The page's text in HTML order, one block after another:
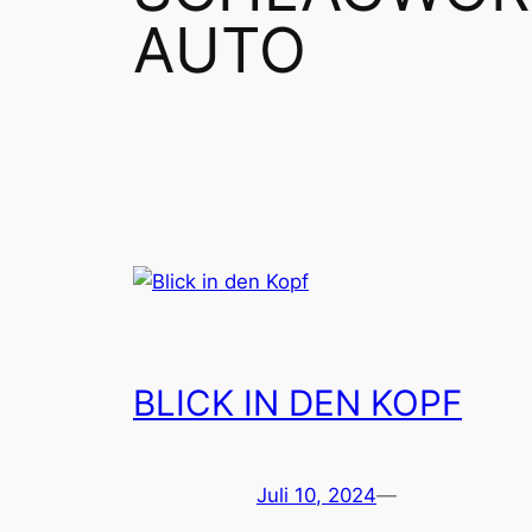
AUTO
BLICK IN DEN KOPF
Juli 10, 2024—